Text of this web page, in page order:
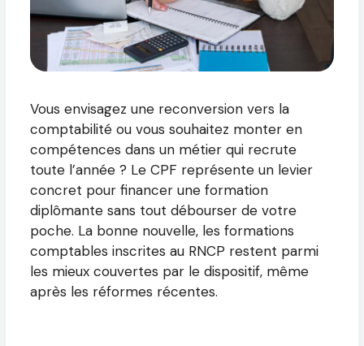
Vous envisagez une reconversion vers la
comptabilité ou vous souhaitez monter en
compétences dans un métier qui recrute
toute l’année ? Le CPF représente un levier
concret pour financer une formation
diplômante sans tout débourser de votre
poche. La bonne nouvelle, les formations
comptables inscrites au RNCP restent parmi
les mieux couvertes par le dispositif, même
après les réformes récentes.